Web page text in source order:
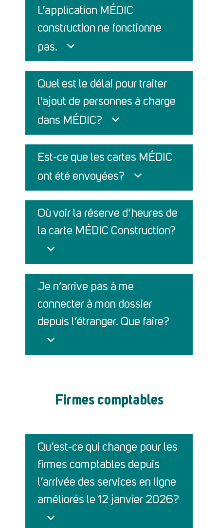
L’application MÉDIC
construction ne fonctionne
pas.
Quel est le délai pour traiter
l'ajout de personnes à charge
dans MÉDIC?
Est-ce que les cartes MÉDIC
ont été envoyées?
Où voir la réserve d’heures de
la carte MÉDIC Construction?
Je n’arrive pas à me
connecter à mon dossier
depuis l’étranger. Que faire?
Firmes comptables
Qu’est-ce qui change pour les
firmes comptables depuis
l’arrivée des services en ligne
améliorés le 12 janvier 2026?